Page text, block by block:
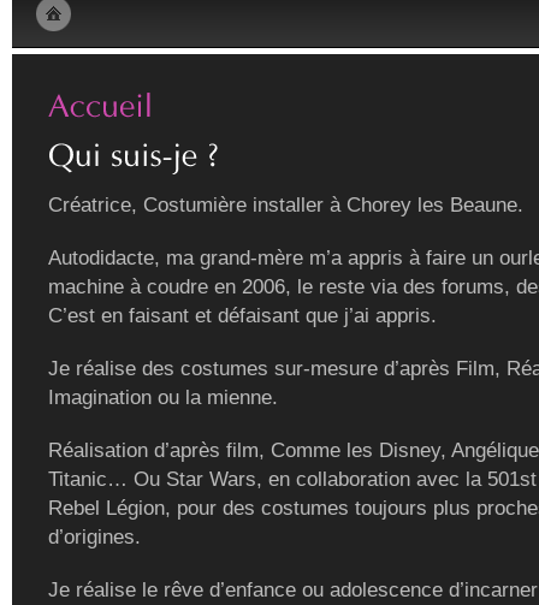
Créatrice, Costumière installer à Chorey les Beaune.
Autodidacte, ma grand-mère m’a appris à faire un
machine à coudre en 2006, le reste via des forums,
C’est en faisant et défaisant que j’ai appris.
Je réalise des costumes sur-mesure d’après Film,
Imagination ou la mienne.
Réalisation d’après film, Comme les Disney,
Titanic… Ou Star Wars, en collaboration avec la
Rebel Légion, pour des costumes toujours plus
d’origines.
Je réalise le rêve d’enfance ou adolescence